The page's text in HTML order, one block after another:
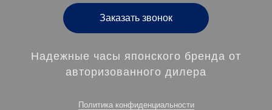
Заказать звонок
Надежные часы японского бренда от
авторизованного дилера
Политика конфиденциальности